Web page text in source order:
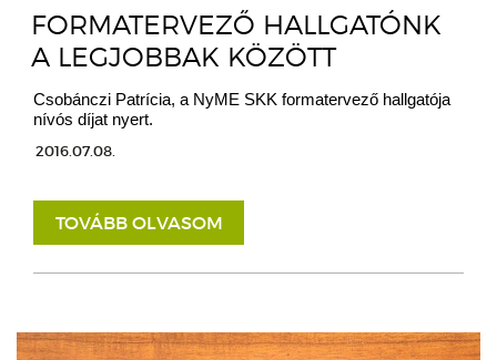
FORMATERVEZŐ HALLGATÓNK
A LEGJOBBAK KÖZÖTT
Csobánczi Patrícia, a NyME SKK formatervező hallgatója
nívós díjat nyert.
2016.07.08.
TOVÁBB OLVASOM